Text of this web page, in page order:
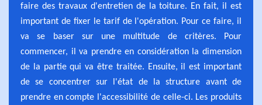
faire des travaux d'entretien de la toiture. En fait, il est
important de fixer le tarif de l'opération. Pour ce faire, il
va se baser sur une multitude de critères. Pour
commencer, il va prendre en considération la dimension
de la partie qui va être traitée. Ensuite, il est important
de se concentrer sur l'état de la structure avant de
prendre en compte l'accessibilité de celle-ci. Les produits